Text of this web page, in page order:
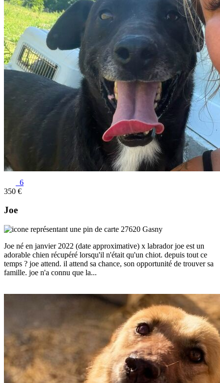
6
350 €
Joe
27620 Gasny
Joe né en janvier 2022 (date approximative) x labrador joe est un
adorable chien récupéré lorsqu'il n'était qu'un chiot. depuis tout ce
temps ? joe attend. il attend sa chance, son opportunité de trouver sa
famille. joe n'a connu que la...